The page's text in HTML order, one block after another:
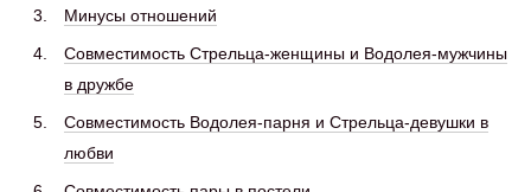
Минусы отношений
Совместимость Стрельца-женщины и Водолея-мужчины
в дружбе
Совместимость Водолея-парня и Стрельца-девушки в
любви